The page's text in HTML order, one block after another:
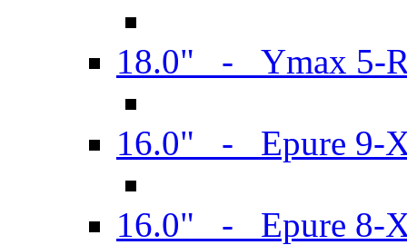
18.0" - Ymax 5-
16.0" - Epure 9-
16.0" - Epure 8-